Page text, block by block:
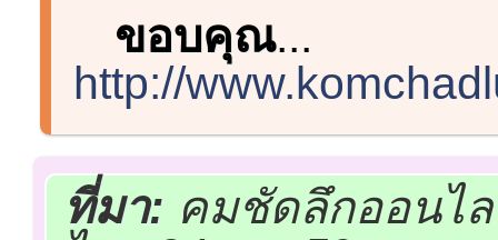
ขอบคุณ...
http://
ที่มา: คมชัดลึกออนไ